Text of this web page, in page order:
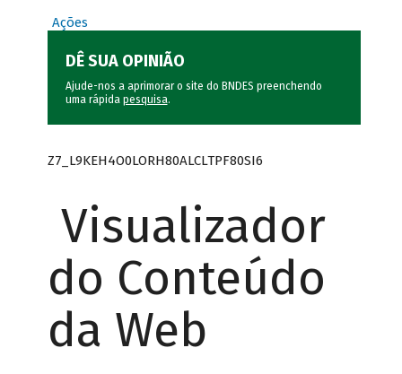
Ações
DÊ SUA OPINIÃO
Ajude-nos a aprimorar o site do BNDES preenchendo
uma rápida pesquisa.
Z7_L9KEH4O0LORH80ALCLTPF80SI6
Visualizador
do Conteúdo
da Web